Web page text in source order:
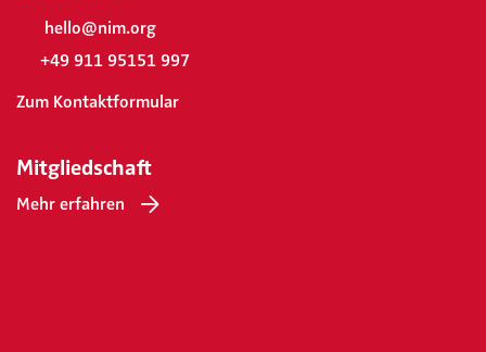
hello@nim.org
+49 911 95151 997
Zum Kontaktformular
Mitgliedschaft
Mehr erfahren